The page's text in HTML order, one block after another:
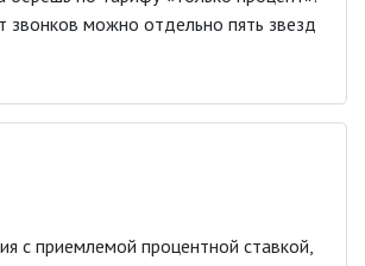
звонков можно отдельно пять звезд
с приемлемой процентной ставкой,